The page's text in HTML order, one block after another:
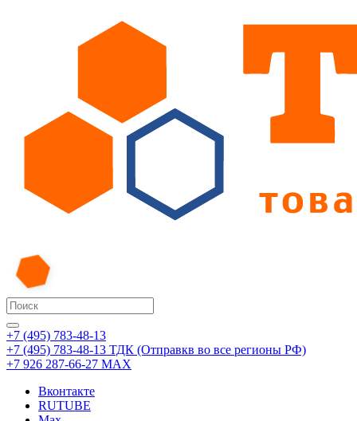
+7 (495) 783-48-13
+7 (495) 783-48-13 ТДК (Отправкв во все регионы РФ)
+7 926 287-66-27 МАХ
Вконтакте
RUTUBE